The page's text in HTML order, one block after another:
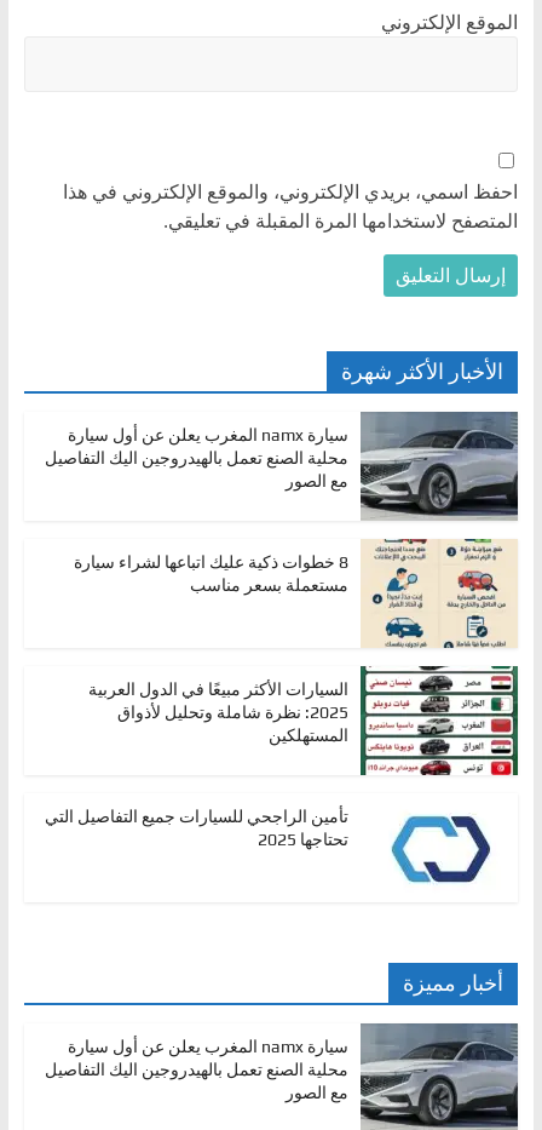
الموقع الإلكتروني
احفظ اسمي، بريدي الإلكتروني، والموقع الإلكتروني في هذا
المتصفح لاستخدامها المرة المقبلة في تعليقي.
الأخبار الأكثر شهرة
سيارة namx المغرب يعلن عن أول سيارة
محلية الصنع تعمل بالهيدروجين اليك التفاصيل
مع الصور
8 خطوات ذكية عليك اتباعها لشراء سيارة
مستعملة بسعر مناسب
السيارات الأكثر مبيعًا في الدول العربية
2025: نظرة شاملة وتحليل لأذواق
المستهلكين
تأمين الراجحي للسيارات جميع التفاصيل التي
تحتاجها 2025
أخبار مميزة
سيارة namx المغرب يعلن عن أول سيارة
محلية الصنع تعمل بالهيدروجين اليك التفاصيل
مع الصور